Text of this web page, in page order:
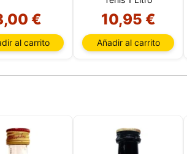
€
al carrito
10,95 €
Añadir al carrito